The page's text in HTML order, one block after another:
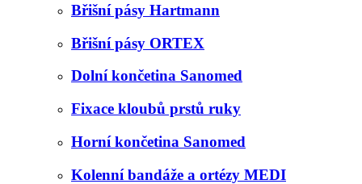
Břišní pásy Hartmann
Břišní pásy ORTEX
Dolní končetina Sanomed
Fixace kloubů prstů ruky
Horní končetina Sanomed
Kolenní bandáže a ortézy MEDI